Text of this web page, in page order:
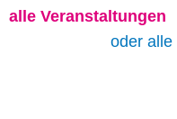
alle Veranstaltungen
oder alle